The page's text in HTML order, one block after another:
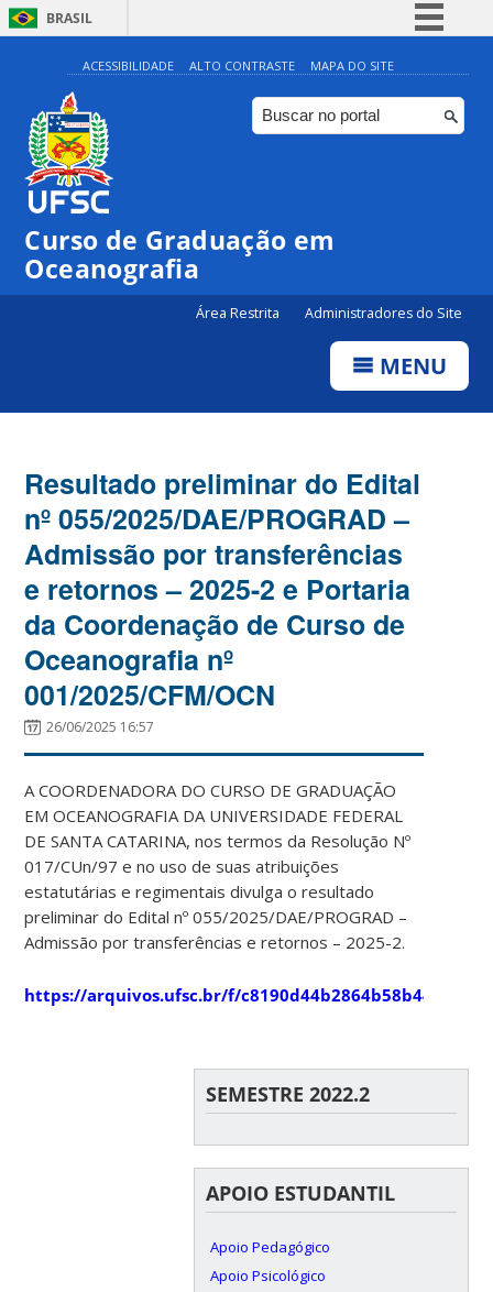
BRASIL
Simplifique!
Comunica BR
Participe
Canais
ACESSIBILIDADE ALTO CONTRASTE MAPA DO SITE
Curso de Graduação em
Oceanografia
Área Restrita Administradores do Site
MENU
Resultado preliminar do Edital
nº 055/2025/DAE/PROGRAD –
Admissão por transferências
e retornos – 2025-2 e Portaria
da Coordenação de Curso de
Oceanografia nº
001/2025/CFM/OCN
26/06/2025 16:57
A COORDENADORA DO CURSO DE GRADUAÇÃO
EM OCEANOGRAFIA DA UNIVERSIDADE FEDERAL
DE SANTA CATARINA, nos termos da Resolução Nº
017/CUn/97 e no uso de suas atribuições
estatutárias e regimentais divulga o resultado
preliminar do Edital nº 055/2025/DAE/PROGRAD –
Admissão por transferências e retornos – 2025-2.
https://arquivos.ufsc.br/f/c8190d44b2864b58b440/
SEMESTRE 2022.2
APOIO ESTUDANTIL
Apoio Pedagógico
Apoio Psicológico